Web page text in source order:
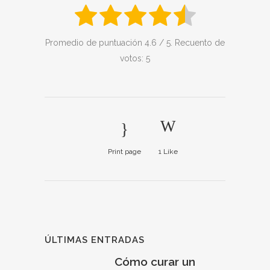
Promedio de puntuación 4.6 / 5. Recuento de
votos: 5
Print page 1Like
ÚLTIMAS ENTRADAS
Cómo curar un